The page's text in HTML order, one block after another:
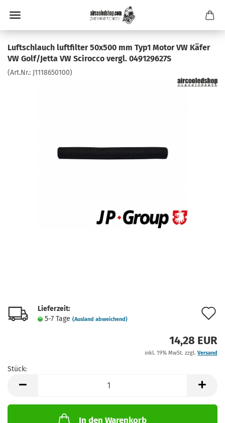
Luftschlauch luftfilter 50x500 mm Typ1 Motor VW Käfer
VW Golf/Jetta VW Scirocco vergl. 049129627S
(Art.Nr.: J1118650100)
Lieferzeit:
5-7 Tage (Ausland abweichend)
14,28 EUR
inkl. 19% MwSt. zzgl. Versand
Stück:
In den Warenkorb